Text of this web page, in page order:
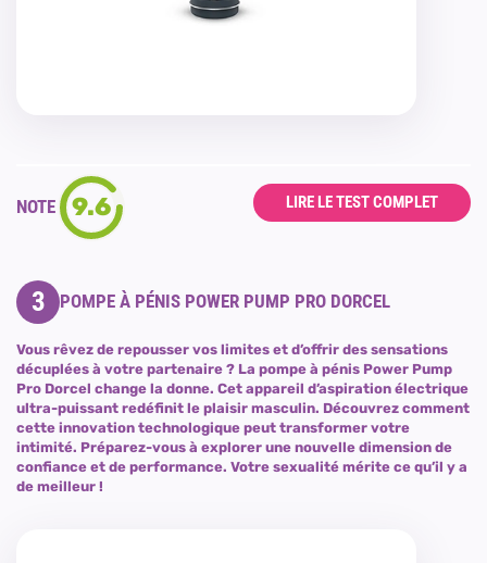
NOTE 9.6 LIRE LE TEST COMPLET
3 POMPE À PÉNIS POWER PUMP PRO DORCEL
Vous rêvez de repousser vos limites et d’offrir des sensations
décuplées à votre partenaire ? La pompe à pénis Power Pump
Pro Dorcel change la donne. Cet appareil d’aspiration électrique
ultra-puissant redéfinit le plaisir masculin. Découvrez comment
cette innovation technologique peut transformer votre
intimité. Préparez-vous à explorer une nouvelle dimension de
confiance et de performance. Votre sexualité mérite ce qu’il y a
de meilleur !